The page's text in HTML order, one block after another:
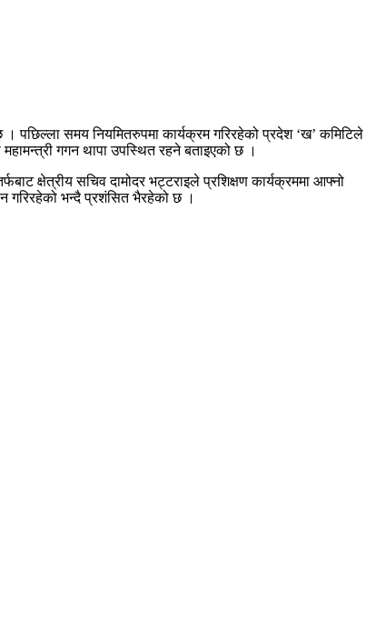
पछिल्ला समय नियमितरुपमा कार्यक्रम गरिरहेको प्रदेश ‘ख’ कमिटिले
गगन थापा उपस्थित रहने बताइएको छ ।
क्षेत्रीय सचिव दामोदर भट्टराइले प्रशिक्षण कार्यक्रममा आफ्नो
गरिरहेको भन्दै प्रशंसित भैरहेको छ ।